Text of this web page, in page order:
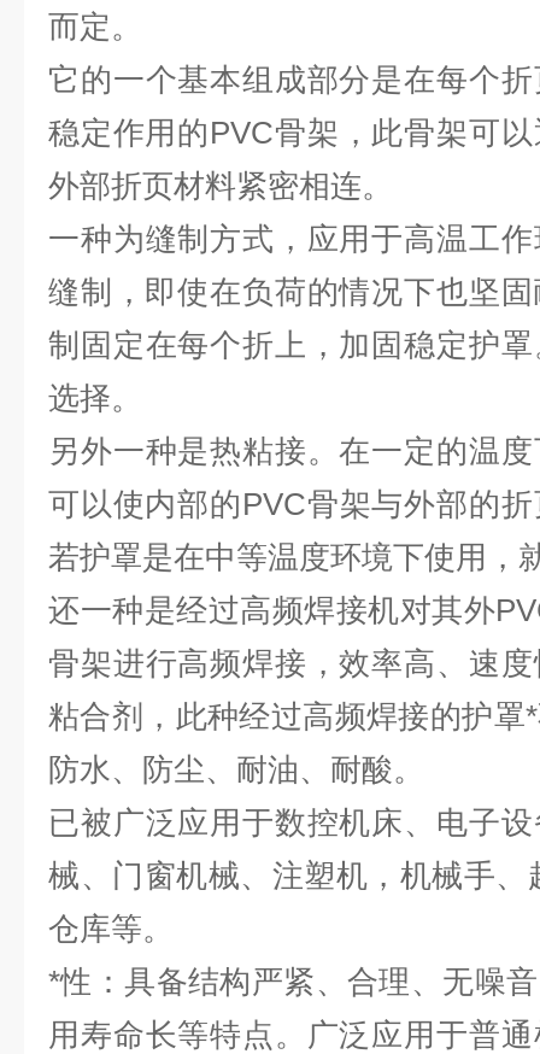
而定。
它的一个基本组成部分是在每个
稳定作用的PVC骨架，此骨架可
外部折页材料紧密相连。
一种为缝制方式，应用于高温工
缝制，即使在负荷的情况下也坚
制固定在每个折上，加固稳定护
选择。
另外一种是热粘接。在一定的温
可以使内部的PVC骨架与外部的
若护罩是在中等温度环境下使用，
还一种是经过高频焊接机对其外
骨架进行高频焊接，效率高、速
粘合剂，此种经过高频焊接的护罩
防水、防尘、耐油、耐酸。
已被广泛应用于数控机床、电子
械、门窗机械、注塑机，机械手
仓库等。
*性：具备结构严紧、合理、无噪
用寿命长等特点。广泛应用于普